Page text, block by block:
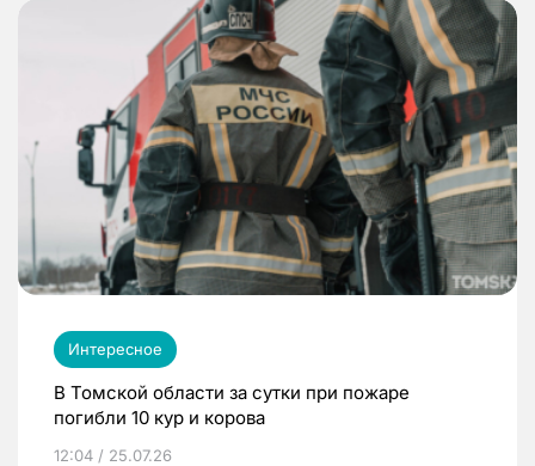
Интересное
В Томской области за сутки при пожаре
погибли 10 кур и корова
12:04 / 25.07.26